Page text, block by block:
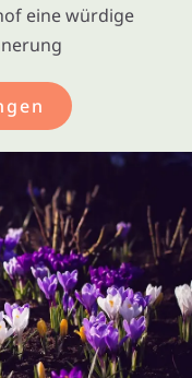
eine würdige